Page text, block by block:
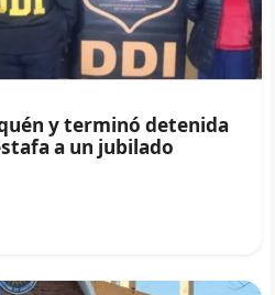
y terminó detenida
a un jubilado